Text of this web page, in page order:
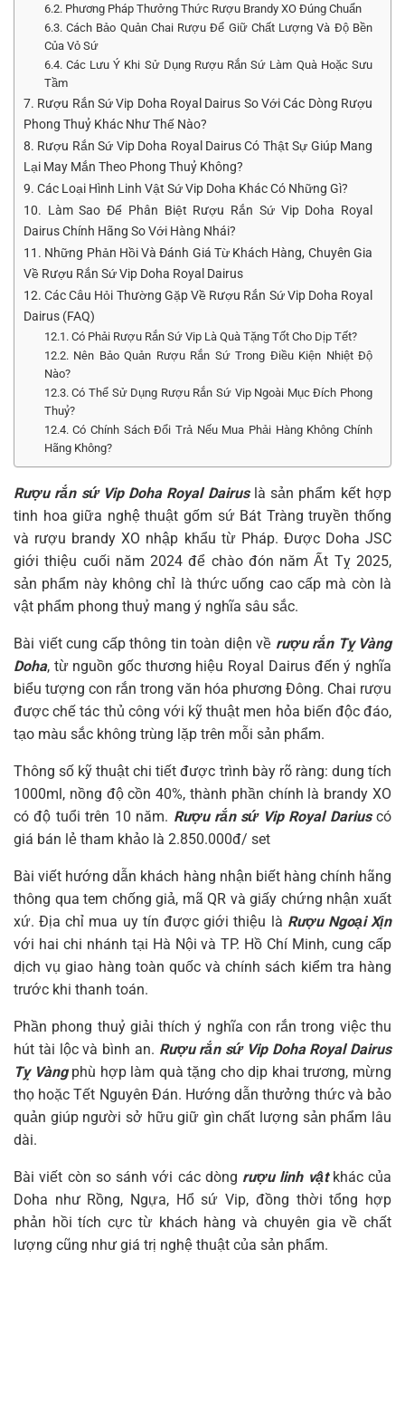
6.2. Phương Pháp Thưởng Thức Rượu Brandy XO Đúng Chuẩn
6.3. Cách Bảo Quản Chai Rượu Để Giữ Chất Lượng Và Độ Bền
Của Vỏ Sứ
6.4. Các Lưu Ý Khi Sử Dụng Rượu Rắn Sứ Làm Quà Hoặc Sưu
Tầm
7. Rượu Rắn Sứ Vip Doha Royal Dairus So Với Các Dòng Rượu
Phong Thuỷ Khác Như Thế Nào?
8. Rượu Rắn Sứ Vip Doha Royal Dairus Có Thật Sự Giúp Mang
Lại May Mắn Theo Phong Thuỷ Không?
9. Các Loại Hình Linh Vật Sứ Vip Doha Khác Có Những Gì?
10. Làm Sao Để Phân Biệt Rượu Rắn Sứ Vip Doha Royal
Dairus Chính Hãng So Với Hàng Nhái?
11. Những Phản Hồi Và Đánh Giá Từ Khách Hàng, Chuyên Gia
Về Rượu Rắn Sứ Vip Doha Royal Dairus
12. Các Câu Hỏi Thường Gặp Về Rượu Rắn Sứ Vip Doha Royal
Dairus (FAQ)
12.1. Có Phải Rượu Rắn Sứ Vip Là Quà Tặng Tốt Cho Dịp Tết?
12.2. Nên Bảo Quản Rượu Rắn Sứ Trong Điều Kiện Nhiệt Độ
Nào?
12.3. Có Thể Sử Dụng Rượu Rắn Sứ Vip Ngoài Mục Đích Phong
Thuỷ?
12.4. Có Chính Sách Đổi Trả Nếu Mua Phải Hàng Không Chính
Hãng Không?
Rượu rắn sứ Vip Doha Royal Dairuslà sản phẩm kết hợp
tinh hoa giữa nghệ thuật gốm sứ Bát Tràng truyền thống
và rượu brandy XO nhập khẩu từ Pháp. Được Doha JSC
giới thiệu cuối năm 2024 để chào đón năm Ất Tỵ 2025,
sản phẩm này không chỉ là thức uống cao cấp mà còn là
vật phẩm phong thuỷ mang ý nghĩa sâu sắc.
Bài viết cung cấp thông tin toàn diện về rượu rắn Tỵ Vàng
Doha, từ nguồn gốc thương hiệu Royal Dairus đến ý nghĩa
biểu tượng con rắn trong văn hóa phương Đông. Chai rượu
được chế tác thủ công với kỹ thuật men hỏa biến độc đáo,
tạo màu sắc không trùng lặp trên mỗi sản phẩm.
Thông số kỹ thuật chi tiết được trình bày rõ ràng: dung tích
1000ml, nồng độ cồn 40%, thành phần chính là brandy XO
có độ tuổi trên 10 năm. Rượu rắn sứ Vip Royal Dariuscó
giá bán lẻ tham khảo là 2.850.000đ/ set
Bài viết hướng dẫn khách hàng nhận biết hàng chính hãng
thông qua tem chống giả, mã QR và giấy chứng nhận xuất
xứ. Địa chỉ mua uy tín được giới thiệu là Rượu Ngoại Xịn
với hai chi nhánh tại Hà Nội và TP. Hồ Chí Minh, cung cấp
dịch vụ giao hàng toàn quốc và chính sách kiểm tra hàng
trước khi thanh toán.
Phần phong thuỷ giải thích ý nghĩa con rắn trong việc thu
hút tài lộc và bình an. Rượu rắn sứ Vip Doha Royal Dairus
Tỵ Vàngphù hợp làm quà tặng cho dịp khai trương, mừng
thọ hoặc Tết Nguyên Đán. Hướng dẫn thưởng thức và bảo
quản giúp người sở hữu giữ gìn chất lượng sản phẩm lâu
dài.
Bài viết còn so sánh với các dòng rượu linh vậtkhác của
Doha như Rồng, Ngựa, Hổ sứ Vip, đồng thời tổng hợp
phản hồi tích cực từ khách hàng và chuyên gia về chất
lượng cũng như giá trị nghệ thuật của sản phẩm.